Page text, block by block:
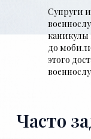
Супруги
каникулы
до
этого
Часто